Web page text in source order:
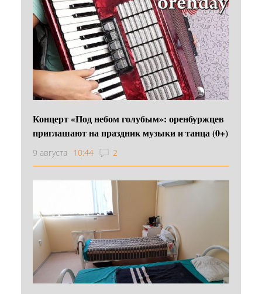
Концерт «Под небом голубым»: оренбуржцев
приглашают на праздник музыки и танца (0+)
9 августа 10:44 2